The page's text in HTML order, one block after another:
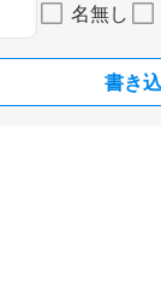
名無し
書き